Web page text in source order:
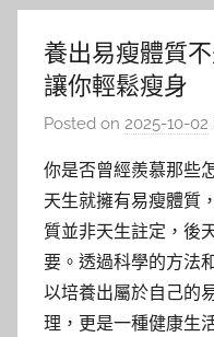
養出易瘦體質
讓你輕鬆瘦身
Posted on 2025-10-02
你是否曾經羨慕那些
天生就擁有易瘦體質
質並非天生註定，後
要。透過科學的方法
以培養出屬於自己的
理，更是一種健康生